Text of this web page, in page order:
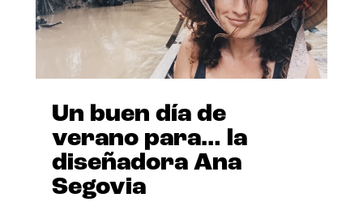
Un buen día de
verano para… la
diseñadora Ana
Segovia